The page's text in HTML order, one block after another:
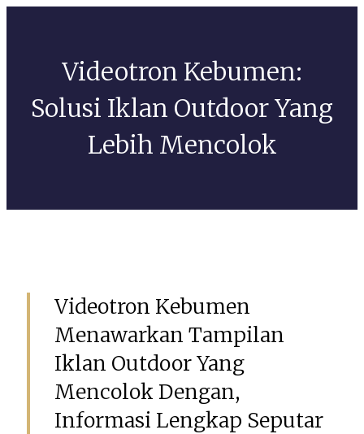
Videotron Kebumen:
Solusi Iklan Outdoor Yang
Lebih Mencolok
Videotron Kebumen
Menawarkan Tampilan
Iklan Outdoor Yang
Mencolok Dengan,
Informasi Lengkap Seputar